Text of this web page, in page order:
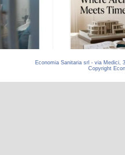
Economia Sanitaria srl - via Medici,
Copyright